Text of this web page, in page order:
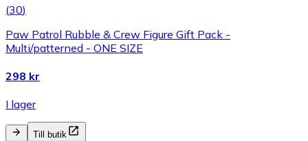
(30)
Paw Patrol Rubble & Crew Figure Gift Pack -
Multi/patterned - ONE SIZE
298 kr
I lager
Till butik